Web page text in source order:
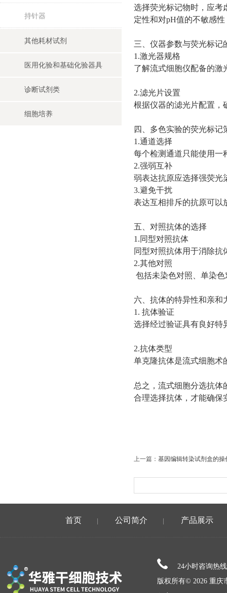
持针器
其他耗材试剂
医用化验和基础化验器具
诊断试剂类
细胞培养
选择荧光标记物时，应考
定性和对pH值的不敏感性
三、仪器参数与荧光标记
1.激光器规格
了解流式细胞仪配备的激
2.滤光片设置
根据仪器的滤光片配置，
四、多色实验的荧光标记
1.通道选择
每个检测通道只能使用一
2.强弱互补
弱表达抗原应选择强荧光
3.避免干扰
表达互相排斥的抗原可以
五、对照抗体的选择
1.同型对照抗体
同型对照抗体用于消除
2.其他对照
包括未染色对照、单染
六、抗体的特异性和亲和
1. 抗体验证
选择经过验证具有良好特
2.抗体类型
单克隆抗体是流式细胞术
总之，流式细胞分选抗体
合理选择抗体，才能确保
上一篇： 基因编辑转染试剂盒的操
首页 公司简介 产品展示
24小时咨询热
版权所有© 2026 重庆